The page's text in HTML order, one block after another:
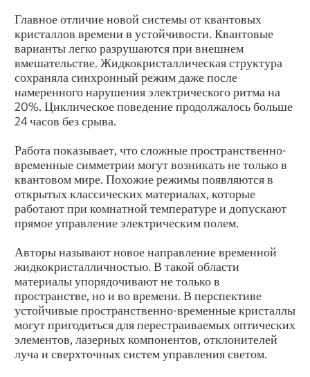
Главное отличие новой системы от квантовых
кристаллов времени в устойчивости. Квантовые
варианты легко разрушаются при внешнем
вмешательстве. Жидкокристаллическая структура
сохраняла синхронный режим даже после
намеренного нарушения электрического ритма на
20%. Циклическое поведение продолжалось больше
24 часов без срыва.
Работа показывает, что сложные пространственно-
временные симметрии могут возникать не только в
квантовом мире. Похожие режимы появляются в
открытых классических материалах, которые
работают при комнатной температуре и допускают
прямое управление электрическим полем.
Авторы называют новое направление временной
жидкокристалличностью. В такой области
материалы упорядочивают не только в
пространстве, но и во времени. В перспективе
устойчивые пространственно-временные кристаллы
могут пригодиться для перестраиваемых оптических
элементов, лазерных компонентов, отклонителей
луча и сверхточных систем управления светом.